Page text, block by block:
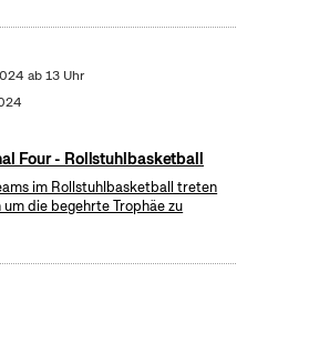
ab 13 Uhr
Four - Rollstuhlbasketball
im Rollstuhlbasketball treten
die begehrte Trophäe zu